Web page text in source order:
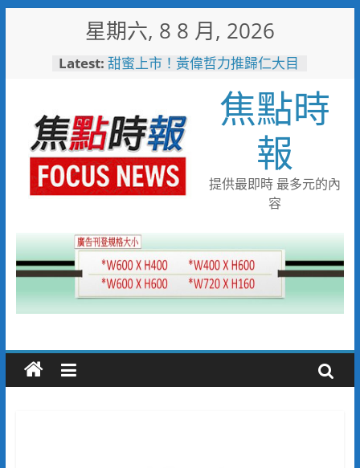
星期六, 8 8 月, 2026
Latest: 甜蜜上市！黃偉哲力推歸仁大目
臺鐵高雄機廠變身全台最大免費
樂園 陳其邁:保存百年產業記
憶！
「火車醫院」變身親子天堂！高
雄親子遊樂園開幕首日人潮爆棚
「高雄親子樂園」爆紅！全臺最
大免費園區首日吸三萬人朝聖
起於無心成於熱愛 王貴嬋現代
水墨個展
焦點時
報
提供最即時 最多元的內
容